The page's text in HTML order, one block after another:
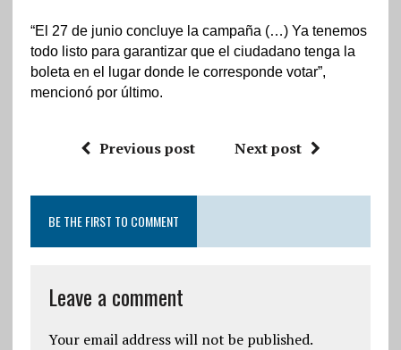
“El 27 de junio concluye la campaña (…) Ya tenemos
todo listo para garantizar que el ciudadano tenga la
boleta en el lugar donde le corresponde votar”,
mencionó por último.
Previous post Next post
BE THE FIRST TO COMMENT
Leave a comment
Your email address will not be published.